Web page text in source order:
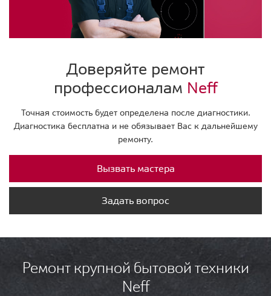
Доверяйте ремонт
профессионалам Neff
Точная стоимость будет определена после диагностики.
Диагностика бесплатна и не обязывает Вас к дальнейшему
ремонту.
Вызвать мастера
Задать вопрос
Ремонт крупной бытовой техники
Neff